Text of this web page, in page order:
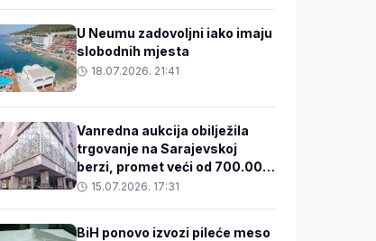
U Neumu zadovoljni iako imaju
slobodnih mjesta
18.07.2026. 21:41
Vanredna aukcija obilježila
trgovanje na Sarajevskoj
berzi, promet veći od 700.000
KM15.07.2026. 17:31
BiH ponovo izvozi pileće meso